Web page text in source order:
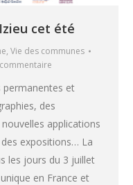
cet été
, Vie des communes
permanentes et
des
applications
expositions… La
les jours du 3 juillet
en France et